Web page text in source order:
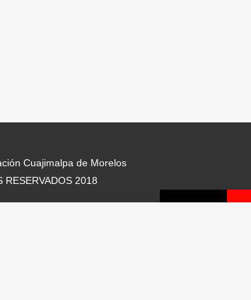
Cuajimalpa de Morelos
RESERVADOS 2018